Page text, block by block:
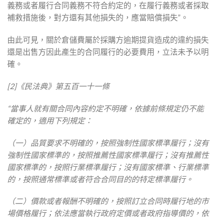
義務或者履行合同義務不符合約定的，在履行義務或者採取
補救措施後，對方還有其他損失的，應當賠償損失”。
由此可見，關於倉儲費屬於採購方逾期提貨造成的違約損失
還是出售方因此產生的合同履行的必要費用，立法未予以明
確。
[2]《民法典》第五百一十一條
“當事人就有關合同內容約定不明確，依據前條規定仍不能
確定的，適用下列規定：
（一）品質要求不明確的，按照強制性國家標準履行；沒有
強制性國家標準的，按照推薦性國家標準履行；沒有推薦性
國家標準的，按照行業標準履行；沒有國家標準、行業標準
的，按照通常標準或者符合合同目的的特定標準履行。
（二）價款或者報酬不明確的，按照訂立合同時履行地的市
場價格履行；依法應當執行政府定價或者政府指導價的，依